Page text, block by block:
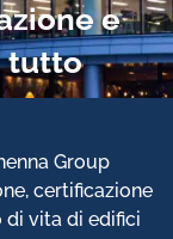
e
tutto
Group
certificazione
vita di edifici